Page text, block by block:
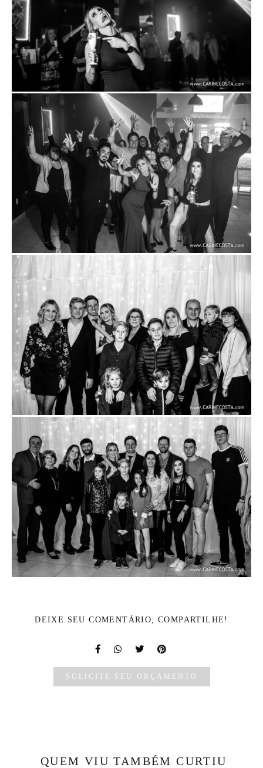
DEIXE SEU COMENTÁRIO, COMPARTILHE!
SOLICITE SEU ORÇAMENTO
QUEM VIU TAMBÉM CURTIU